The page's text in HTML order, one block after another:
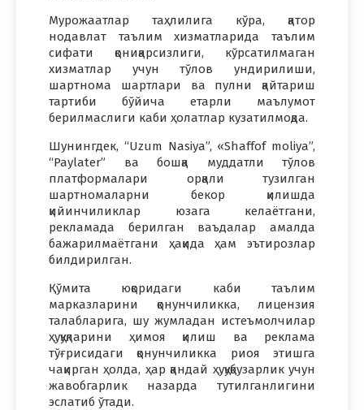
Мурожаатлар таҳлилига кўра, қатор
нодавлат таълим хизматларида таълим
сифати қониқарсизлиги, кўрсатилмаган
хизматлар учун тўлов ундирилиши,
шартнома шартлари ва пулни қайтариш
тартиби бўйича етарли маълумот
берилмаслиги каби ҳолатлар кузатилмоқда.
Шунингдек, “Uzum Nasiya”, «Shaffof moliya”,
“Paylater” ва бошқа муддатли тўлов
платформалари орқали тузилган
шартномаларни бекор қилишда
қийинчиликлар юзага келаётгани,
рекламада берилган ваъдалар амалда
бажарилмаётгани ҳақида ҳам эътирозлар
билдирилган.
Қўмита юқоридаги каби таълим
марказларини қонунчиликка, лицензия
талабларига, шу жумладан истеъмолчилар
ҳуқуқларини ҳимоя қилиш ва реклама
тўғрисидаги қонунчиликка риоя этишга
чақирган ҳолда, ҳар қандай ҳуқуқбузарлик учун
жавобгарлик назарда тутилганлигини
эслатиб ўтади.